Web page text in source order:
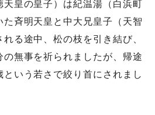
皇の皇子）は紀温湯（白浜町
斉明天皇と中大兄皇子（天智
る途中、松の枝を引き結び、
の無事を祈られましたが、帰途
という若さで絞り首にされまし